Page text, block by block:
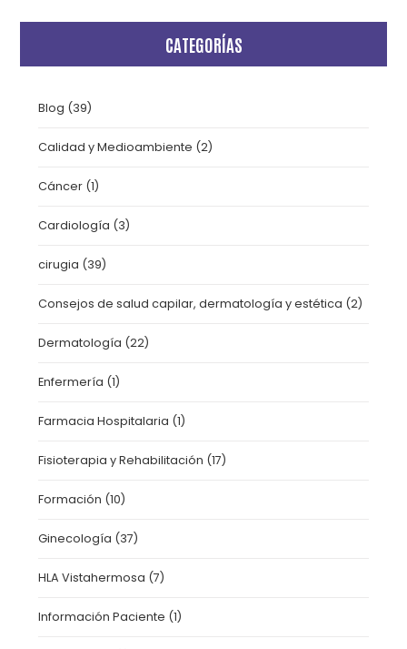
CATEGORÍAS
Blog (39)
Calidad y Medioambiente (2)
Cáncer (1)
Cardiología (3)
cirugia (39)
Consejos de salud capilar, dermatología y estética (2)
Dermatología (22)
Enfermería (1)
Farmacia Hospitalaria (1)
Fisioterapia y Rehabilitación (17)
Formación (10)
Ginecología (37)
HLA Vistahermosa (7)
Información Paciente (1)